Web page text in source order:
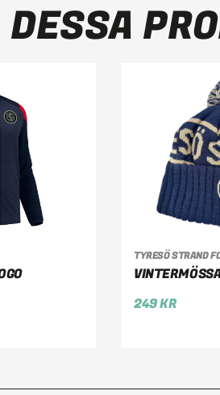
TYRESÖ STRAND
VINTERMÖSSA
249KR
LÄGG